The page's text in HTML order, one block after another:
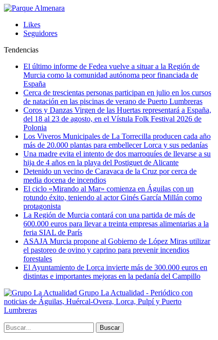
Likes
Seguidores
Tendencias
El último informe de Fedea vuelve a situar a la Región de
Murcia como la comunidad autónoma peor financiada de
España
Cerca de trescientas personas participan en julio en los cursos
de natación en las piscinas de verano de Puerto Lumbreras
Coros y Danzas Virgen de las Huertas representará a España,
del 18 al 23 de agosto, en el Vístula Folk Festival 2026 de
Polonia
Los Viveros Municipales de La Torrecilla producen cada año
más de 20.000 plantas para embellecer Lorca y sus pedanías
Una madre evita el intento de dos marroquíes de llevarse a su
hija de 4 años en la playa del Postiguet de Alicante
Detenido un vecino de Caravaca de la Cruz por cerca de
media docena de incendios
El ciclo «Mirando al Mar» comienza en Águilas con un
rotundo éxito, teniendo al actor Ginés García Millán como
protagonista
La Región de Murcia contará con una partida de más de
600.000 euros para llevar a treinta empresas alimentarias a la
feria SIAL de París
ASAJA Murcia propone al Gobierno de López Miras utilizar
el pastoreo de ovino y caprino para prevenir incendios
forestales
El Ayuntamiento de Lorca invierte más de 300.000 euros en
distintas e importantes mejoras en la pedanía del Campillo
Grupo La Actualidad - Periódico con
noticias de Águilas, Huércal-Overa, Lorca, Pulpí y Puerto
Lumbreras